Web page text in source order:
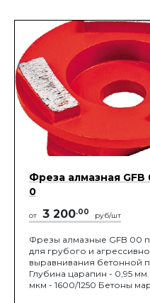
Фреза алмазная GFB
0
от 3 200.00 руб/шт
Фрезы алмазные GFB 00
для грубого и
выравнивания бетонной
Глубина царапин - 0,95 мм.
мкм - 1600/1250 Бетоны